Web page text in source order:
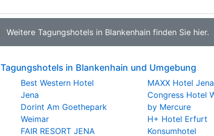
Weitere Tagungshotels in Blankenhain finden Sie hier.
Tagungshotels in Blankenhain und Umgebung
Best Western Hotel
Jena
Dorint Am Goethepark
Weimar
FAIR RESORT JENA
MAXX Hotel Jena
Congress Hotel
by Mercure
H+ Hotel Erfurt
Konsumhotel